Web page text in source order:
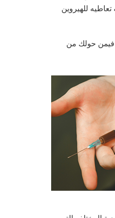
للهيروين
فيمن حولك من